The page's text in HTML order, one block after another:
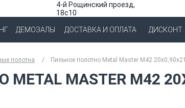
4-й Рощинский проезд,
18с10
ДЕМОЗАЛЫ ДОСТАВКА И ОПЛАТА ДИСКОНТ
полотна Пильное полотно Metal Master M42
MASTER M42